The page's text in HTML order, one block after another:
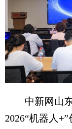
中新网山东
2026“机器人